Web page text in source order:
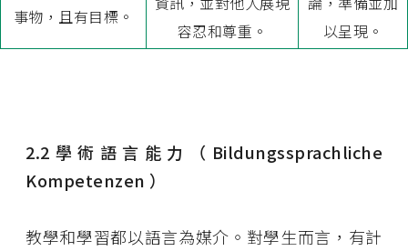
事物，且有目標。
容忍和尊重。
以呈現。
2.2 學術語言能力（ Bildungssprachliche
Kompetenzen ）
教學和學習都以語言為媒介。對學生而言，有計